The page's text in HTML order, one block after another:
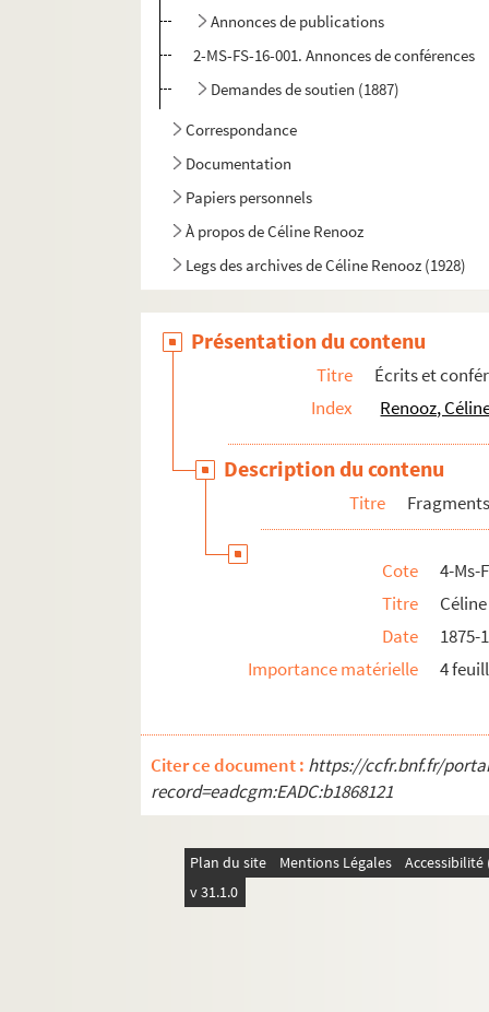
Annonces de publications
2-MS-FS-16-001. Annonces de conférences
Demandes de soutien (1887)
Correspondance
Documentation
Papiers personnels
À propos de Céline Renooz
Legs des archives de Céline Renooz (1928)
Présentation du contenu
Titre
Écrits et
Index
Renooz,
Description du contenu
Titre
Cote
4-Ms-
Titre
Date
1875-
Importance matérielle
4
Citer ce document : https://ccfr.bnf.fr/
record=eadcgm:EADC:b1868121
Plan du site Mentions Légales
v 31.1.0